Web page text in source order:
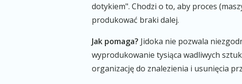
dotykiem". Chodzi o to, aby proces
produkować braki dalej.
Jak pomaga? Jidoka nie pozwala
wyprodukowanie tysiąca wadliwych
organizację do znalezienia i usunięcia